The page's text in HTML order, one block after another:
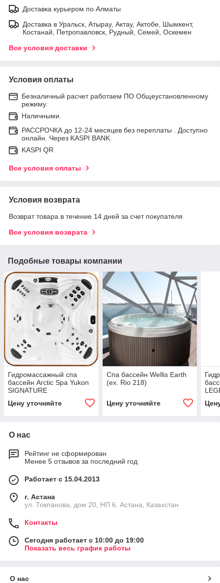
Доставка курьером по Алматы
Доставка в Уральск, Атырау, Актау, Актобе, Шымкент,
Костанай, Петропавловск, Рудный, Семей, Оскемен
Все условия доставки
Условия оплаты
Безналичный расчет работаем ПО Общеустановленному
режиму.
Наличными.
РАССРОЧКА до 12-24 месяцев без переплаты . Доступно
онлайн. Через KASPI BANK.
KASPI QR
Все условия оплаты
Условия возврата
Возврат товара в течение 14 дней за счет покупателя
Все условия возврата
Подобные товары компании
Гидромассажный спа
бассейн Arctic Spa Yukon
SIGNATURE
Цену уточняйте
Спа бассейн Wellis Earth
(ex. Rio 218)
Цену уточняйте
О нас
Рейтинг не сформирован
Менее 5 отзывов за последний год
Работает с 15.04.2013
г. Астана
ул. Токпанова, дом 20, НП 6, Астана, Казахстан
Контакты
Сегодня работает с 10:00 до 19:00
Показать весь график работы
О нас